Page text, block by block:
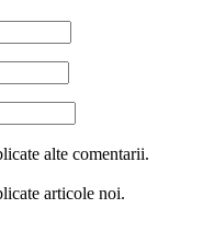
alte comentarii.
articole noi.